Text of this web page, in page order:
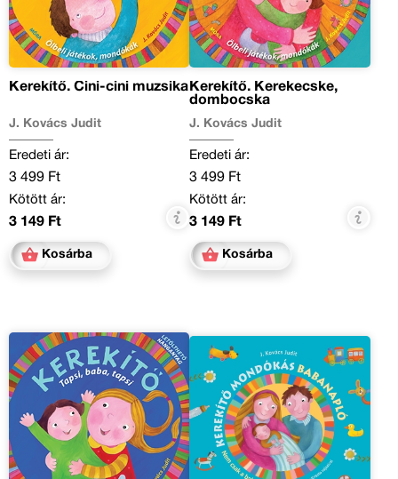
Kerekítő. Cini-cini muzsika
J. Kovács Judit
Eredeti ár:
3 499 Ft
Kötött ár:
3 149 Ft
Kosárba
Kerekítő. Kerekecske,
dombocska
J. Kovács Judit
Eredeti ár:
3 499 Ft
Kötött ár:
3 149 Ft
Kosárba